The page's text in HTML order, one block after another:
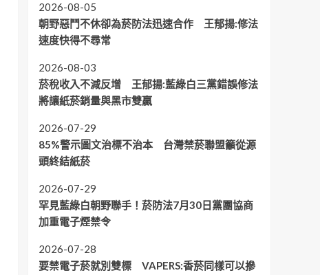
2026-08-05
朝野惡鬥不休卻為菸防法迅速合作 王郁揚:修法
速度快得不尋常
2026-08-03
菸稅收入不減反增 王郁揚:藍綠白三黨錯誤修法
將讓紙菸銷量與黑市雙贏
2026-07-29
85%警示圖文治標不治本 台灣禁菸聯盟籲從源
頭終結紙菸
2026-07-29
罕見藍綠白朝野聯手！菸防法7月30日黨團協商
加重電子煙禁令
2026-07-28
要禁電子菸就別雙標 VAPERS:香菸同樣可以摻